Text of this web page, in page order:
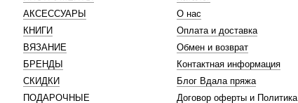
АКСЕССУАРЫ
КНИГИ
ВЯЗАНИЕ
БРЕНДЫ
СКИДКИ
ПОДАРОЧНЫЕ
О нас
Оплата и доставка
Обмен и возврат
Контактная информация
Блог Вдала пряжа
Договор оферты и Политика